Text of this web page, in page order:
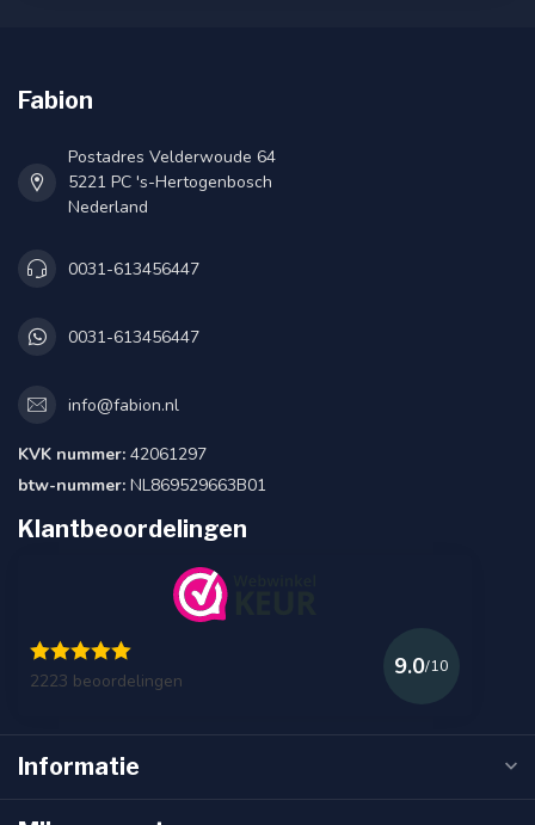
Fabion
Postadres Velderwoude 64
5221 PC 's-Hertogenbosch
Nederland
0031-613456447
0031-613456447
info@fabion.nl
KVK nummer: 42061297
btw-nummer: NL869529663B01
Klantbeoordelingen
2223 beoordelingen
9.0/10
Informatie